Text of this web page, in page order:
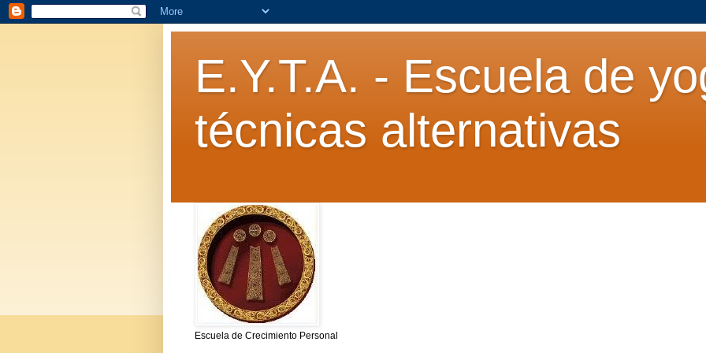
E.Y.T.A. - Escuela de
técnicas alternativas
Escuela de Crecimiento Personal